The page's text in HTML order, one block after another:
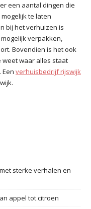
een aantal dingen die
te laten
bij het verhuizen is
verpakken,
Bovendien is het ook
weet waar alles staat
verhuisbedrijf rijswijk
sterke verhalen en
appel tot citroen